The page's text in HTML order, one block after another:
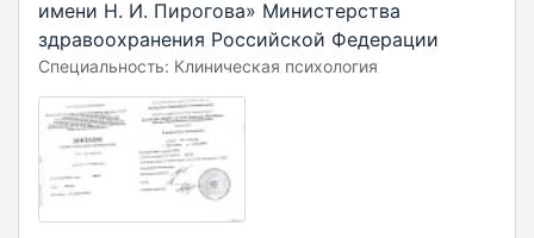
имени Н. И. Пирогова» Министерства
здравоохранения Российской Федерации
Специальность: Клиническая психология